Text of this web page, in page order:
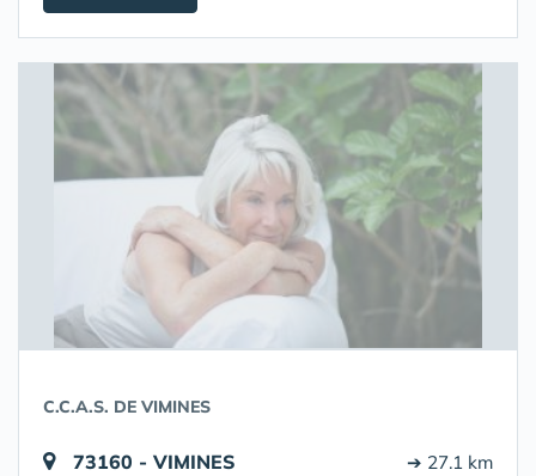
C.C.A.S. DE VIMINES
73160 - VIMINES ➔ 27.1 km